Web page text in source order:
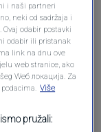
i naši partneri
neki od sadržaja i
odabir postavki
odabir ili pristanak
link na dnu ove
web stranice, ako
Wеб локација. Za
Više
pružali: